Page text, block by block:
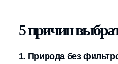
5 причин
1. Природа без